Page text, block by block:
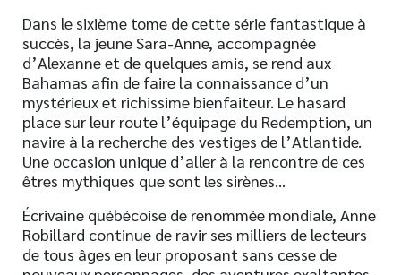
Dans le sixième tome de cette série fantastique à
succès, la jeune Sara-Anne, accompagnée
d’Alexanne et de quelques amis, se rend aux
Bahamas afin de faire la connaissance d’un
mystérieux et richissime bienfaiteur. Le hasard
place sur leur route l’équipage du Redemption, un
navire à la recherche des vestiges de l’Atlantide.
Une occasion unique d’aller à la rencontre de ces
êtres mythiques que sont les sirènes…
Écrivaine québécoise de renommée mondiale, Anne
Robillard continue de ravir ses milliers de lecteurs
de tous âges en leur proposant sans cesse de